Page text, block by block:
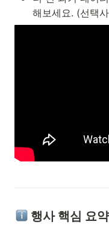
해보세요. (선택
행사 핵심 요약